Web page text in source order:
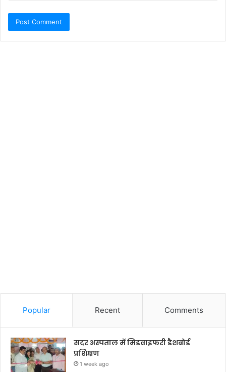
Popular Recent Comments
सदर अस्पताल में मिडवाइफरी डैशबोर्ड
प्रशिक्षण
1 week ago